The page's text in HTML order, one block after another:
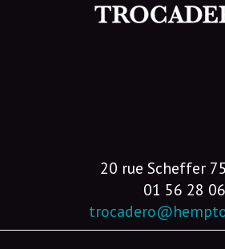
20 rue Scheffer
01 56 28